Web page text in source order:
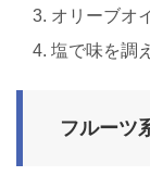
オリーブオ
塩で味を調
フルーツ